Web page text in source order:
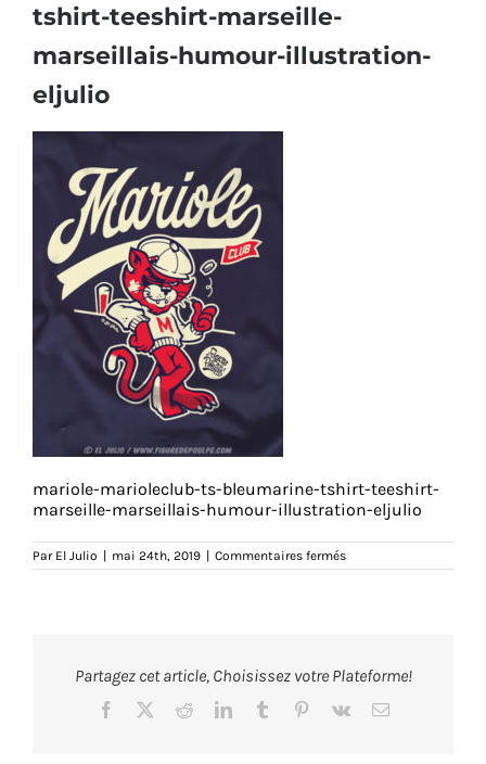
tshirt-teeshirt-marseille-
marseillais-humour-illustration-
eljulio
mariole-marioleclub-ts-bleumarine-tshirt-teeshirt-
marseille-marseillais-humour-illustration-eljulio
Par El Julio mai 24th, 2019 Commentaires ferméssur
marioleclub-
marseillais-
illustration-
Partagez cet article, Choisissez votre Plateforme!
Facebook RedditLinkedInTumblr Pinterest
Vk Email